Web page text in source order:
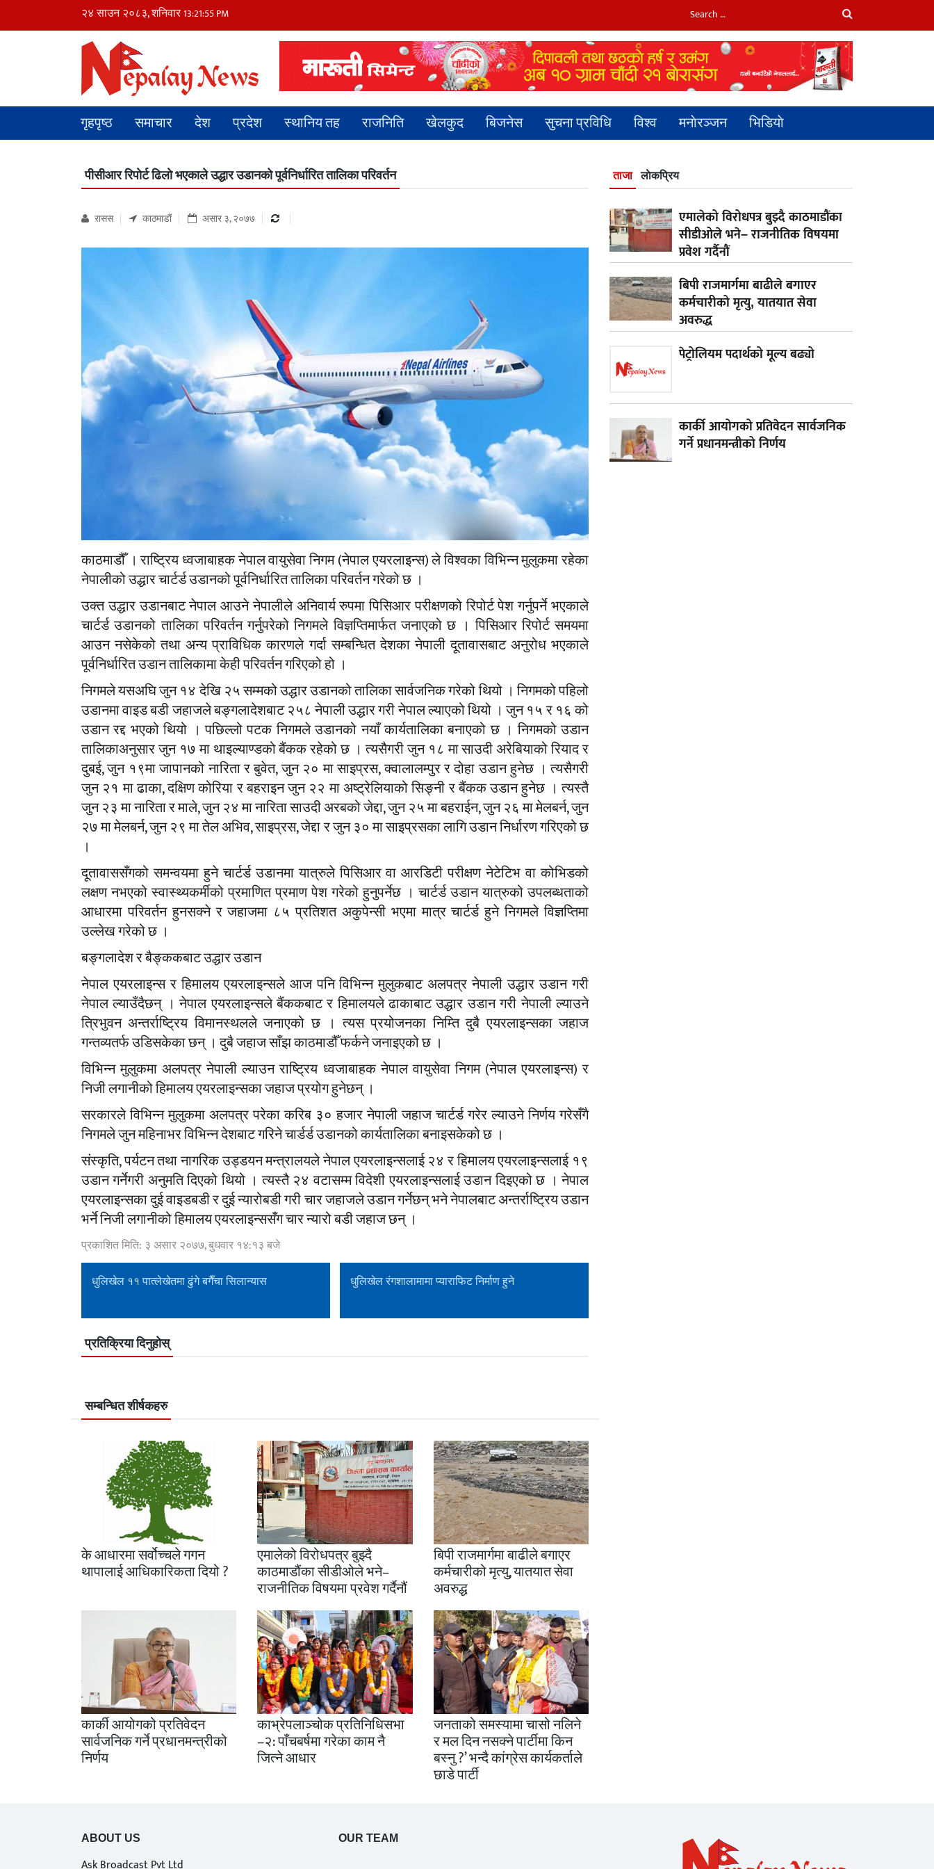
२४ साउन २०८३, शनिवार13:21:56 PM
गृहपृष्ठ समाचार देश प्रदेश स्थानिय तह राजनिति खेलकुद बिजनेस सुचना प्रविधि विश्व मनाेरञ्जन भिडियाे
पीसीआर रिपाेर्ट ढिलाे भएकाले उद्धार उडानको पूर्वनिर्धारित तालिका परिवर्तन
रासस काठमाडौं असार ३, २०७७
काठमाडौँ । राष्ट्रिय ध्वजाबाहक नेपाल वायुसेवा निगम (नेपाल एयरलाइन्स) ले विश्वका विभिन्न मुलुकमा रहेका
नेपालीको उद्धार चार्टर्ड उडानको पूर्वनिर्धारित तालिका परिवर्तन गरेको छ ।
उक्त उद्धार उडानबाट नेपाल आउने नेपालीले अनिवार्य रुपमा पिसिआर परीक्षणको रिपोर्ट पेश गर्नुपर्ने भएकाले
चार्टर्ड उडानको तालिका परिवर्तन गर्नुपरेको निगमले विज्ञप्तिमार्फत जनाएको छ । पिसिआर रिपोर्ट समयमा
आउन नसेकेको तथा अन्य प्राविधिक कारणले गर्दा सम्बन्धित देशका नेपाली दूतावासबाट अनुरोध भएकाले
पूर्वनिर्धारित उडान तालिकामा केही परिवर्तन गरिएको हो ।
निगमले यसअघि जुन १४ देखि २५ सम्मको उद्धार उडानको तालिका सार्वजनिक गरेको थियो । निगमको पहिलो
उडानमा वाइड बडी जहाजले बङ्गलादेशबाट २५८ नेपाली उद्धार गरी नेपाल ल्याएको थियो । जुन १५ र १६ को
उडान रद्द भएको थियो । पछिल्लो पटक निगमले उडानको नयाँ कार्यतालिका बनाएको छ । निगमको उडान
तालिकाअनुसार जुन १७ मा थाइल्याण्डको बैंकक रहेको छ । त्यसैगरी जुन १८ मा साउदी अरेबियाको रियाद र
दुबई, जुन १९मा जापानको नारिता र बुवेत, जुन २० मा साइप्रस, क्वालालम्पुर र दोहा उडान हुनेछ । त्यसैगरी
जुन २१ मा ढाका, दक्षिण कोरिया र बहराइन जुन २२ मा अष्ट्रेलियाको सिङ्नी र बैंकक उडान हुनेछ । त्यस्तै
जुन २३ मा नारिता र माले, जुन २४ मा नारिता साउदी अरबको जेद्दा, जुन २५ मा बहराईन, जुन २६ मा मेलबर्न, जुन
२७ मा मेलबर्न, जुन २९ मा तेल अभिव, साइप्रस, जेद्दा र जुन ३० मा साइप्रसका लागि उडान निर्धारण गरिएको छ
।
दूतावाससँगको समन्वयमा हुने चार्टर्ड उडानमा यात्रुले पिसिआर वा आरडिटी परीक्षण नेटेटिभ वा कोभिडको
लक्षण नभएको स्वास्थ्यकर्मीको प्रमाणित प्रमाण पेश गरेको हुनुपर्नेछ । चार्टर्ड उडान यात्रुको उपलब्धताको
आधारमा परिवर्तन हुनसक्ने र जहाजमा ८५ प्रतिशत अकुपेन्सी भएमा मात्र चार्टर्ड हुने निगमले विज्ञप्तिमा
उल्लेख गरेको छ ।
बङ्गलादेश र बैङ्ककबाट उद्धार उडान
नेपाल एयरलाइन्स र हिमालय एयरलाइन्सले आज पनि विभिन्न मुलुकबाट अलपत्र नेपाली उद्धार उडान गरी
नेपाल ल्याउँदैछन् । नेपाल एयरलाइन्सले बैंककबाट र हिमालयले ढाकाबाट उद्धार उडान गरी नेपाली ल्याउने
त्रिभुवन अन्तर्राष्ट्रिय विमानस्थलले जनाएको छ । त्यस प्रयोजनका निम्ति दुबै एयरलाइन्सका जहाज
गन्तव्यतर्फ उडिसकेका छन् । दुबै जहाज साँझ काठमाडौँ फर्कने जनाइएको छ ।
विभिन्न मुलुकमा अलपत्र नेपाली ल्याउन राष्ट्रिय ध्वजाबाहक नेपाल वायुसेवा निगम (नेपाल एयरलाइन्स) र
निजी लगानीको हिमालय एयरलाइन्सका जहाज प्रयोग हुनेछन् ।
सरकारले विभिन्न मुलुकमा अलपत्र परेका करिब ३० हजार नेपाली जहाज चार्टर्ड गरेर ल्याउने निर्णय गरेसँगै
निगमले जुन महिनाभर विभिन्न देशबाट गरिने चार्डर्ड उडानको कार्यतालिका बनाइसकेको छ ।
संस्कृति, पर्यटन तथा नागरिक उड्डयन मन्त्रालयले नेपाल एयरलाइन्सलाई २४ र हिमालय एयरलाइन्सलाई १९
उडान गर्नेगरी अनुमति दिएको थियो । त्यस्तै २४ वटासम्म विदेशी एयरलाइन्सलाई उडान दिइएको छ । नेपाल
एयरलाइन्सका दुई वाइडबडी र दुई न्यारोबडी गरी चार जहाजले उडान गर्नेछन् भने नेपालबाट अन्तर्राष्ट्रिय उडान
भर्ने निजी लगानीको हिमालय एयरलाइन्ससँग चार न्यारो बडी जहाज छन् ।
प्रकाशित मिति: ३ असार २०७७, बुधवार १४:१३ बजे
धुलिखेल ११ पात्लेखेतमा ढुंगे बगैँचा सिलान्यास
धुलिखेल रंगशालामामा प्याराफिट निर्माण हुने
प्रतिक्रिया दिनुहोस्
सम्बन्धित शीर्षकहरु
के आधारमा सर्वोच्चले गगन
थापालाई आधिकारिकता दियो ?
एमालेको विरोधपत्र बुझ्दै
काठमाडौंका सीडीओले भने–
राजनीतिक विषयमा प्रवेश गर्दैनौं
बिपी राजमार्गमा बाढीले बगाएर
कर्मचारीको मृत्यु, यातयात सेवा
अवरुद्ध
कार्की आयोगको प्रतिवेदन
सार्वजनिक गर्ने प्रधानमन्त्रीको
निर्णय
काभ्रेपलाञ्चोक प्रतिनिधिसभा
–२: पाँचबर्षमा गरेका काम नै
जित्ने आधार
जनताको समस्यामा चासो नलिने
र मल दिन नसक्ने पार्टीमा किन
बस्नु ?’ भन्दै कांग्रेस कार्यकर्ताले
छाडे पार्टी
ताजा लाेकप्रिय
एमालेको विरोधपत्र बुझ्दै काठमाडौंका
सीडीओले भने– राजनीतिक विषयमा
प्रवेश गर्दैनौं
बिपी राजमार्गमा बाढीले बगाएर
कर्मचारीको मृत्यु, यातयात सेवा
अवरुद्ध
पेट्रोलियम पदार्थको मूल्य बढ्यो
कार्की आयोगको प्रतिवेदन सार्वजनिक
गर्ने प्रधानमन्त्रीको निर्णय
ABOUT US OUR TEAM